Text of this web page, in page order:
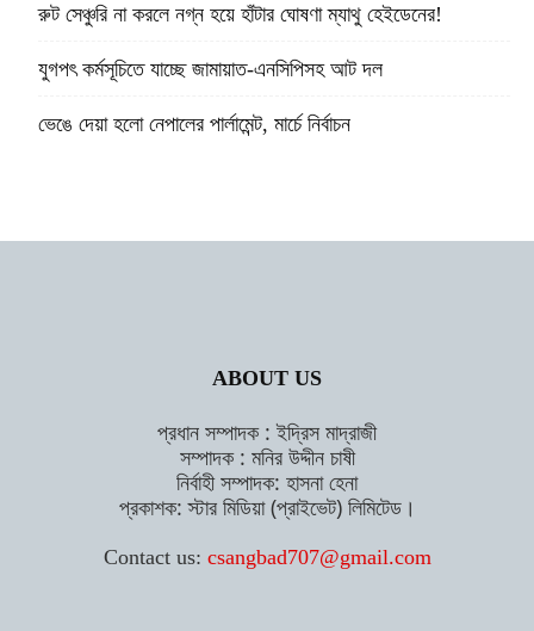
রুট সেঞ্চুরি না করলে নগ্ন হয়ে হাঁটার ঘোষণা ম্যাথু হেইডেনের!
যুগপৎ কর্মসূচিতে যাচ্ছে জামায়াত-এনসিপিসহ আট দল
ভেঙে দেয়া হলো নেপালের পার্লামেন্ট, মার্চে নির্বাচন
ABOUT US
প্রধান সম্পাদক : ইদ্রিস মাদ্রাজী
সম্পাদক : মনির উদ্দীন চাষী
নির্বাহী সম্পাদক: হাসনা হেনা
প্রকাশক: স্টার মিডিয়া (প্রাইভেট) লিমিটেড।
Contact us: csangbad707@gmail.com